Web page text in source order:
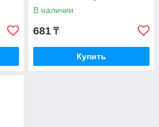
В наличии
681 ₸
Купить